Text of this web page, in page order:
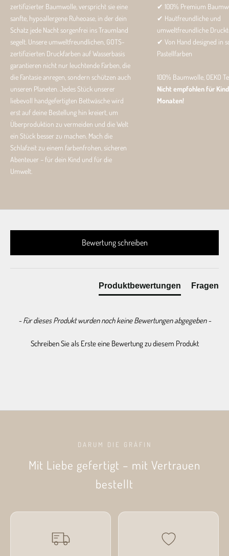
zertifizierter Baumwolle, verspricht sie eine
sanfte, hypoallergene Ruheoase, in der dein
Schatz jede Nacht sorgenfrei ins Traumland
segelt. Unsere umweltfreundlichen, GOTS-
zertifizierten Druckfarben auf Wasserbasis
garantieren nicht nur leuchtende Farben, die
die Fantasie anregen, sondern schützen auch
unseren Planeten. Jedes Stück unserer
liebevoll handgefertigten Bettwäsche wird
erst auf deine Bestellung hin kreiert, um
Überproduktion zu vermeiden und die Welt
ein Stück besser zu machen. Mach die
Schlafzeit zu einem farbenfrohen, sicheren
Abenteuer – für dein Kind und für die
Umwelt.
✔ 100% Premium
✔ Hautfreundliche und
umweltfreundliche
✔ Von Hand designed in
Pastellfarben
100% Baumwolle, OEKO
Nicht empfohlen für
Monaten!
Bewertung schreiben
Produktbewertungen Fragen
- Für dieses Produkt wurden noch keine Bewertungen abgegeben -
Schreiben Sie als Erste eine Bewertung zu diesem Produkt
DARUM DIE GRÄFIN
Mit Liebe gefertigt – mit Vertrauen
bestellt